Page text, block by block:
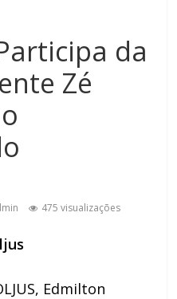
da
Zé
475 visualizações
Edmilton